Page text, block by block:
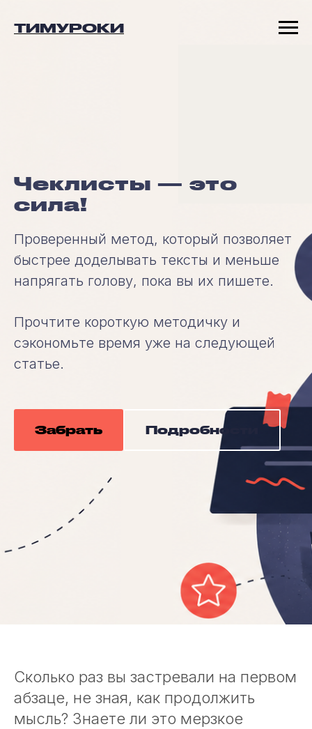
ТИМУРОКИ
Чеклисты — это
сила!
Проверенный метод, который позволяет
быстрее доделывать тексты и меньше
напрягать голову, пока вы их пишете.
Прочтите короткую методичку и
сэкономьте время уже на следующей
статье.
Забрать Подробности
Сколько раз вы застревали на первом
абзаце, не зная, как продолжить
мысль? Знаете ли это мерзкое